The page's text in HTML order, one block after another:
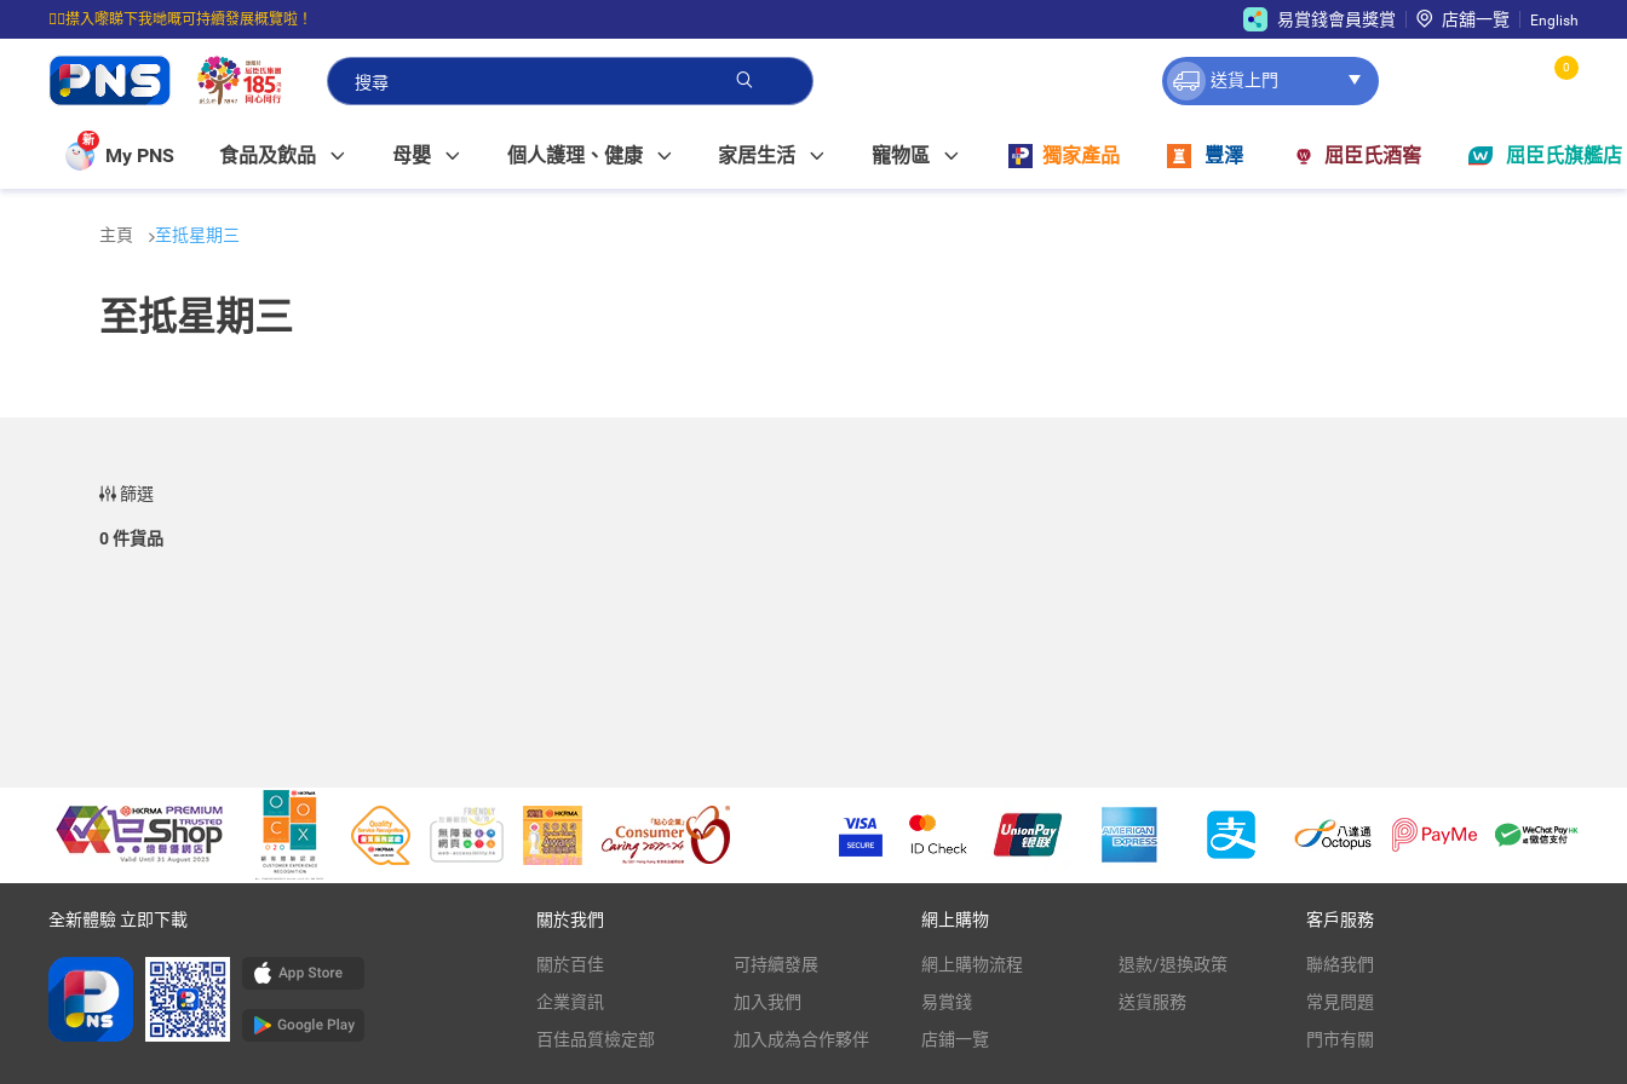
☝🏼㩒入嚟睇下我哋嘅可持續發展概覽啦！
⭐購物滿$399即享免費送貨；滿$100即可免費店取。
易賞錢會員獎賞 店舖一覽 English
送貨上門
0
新
My PNS 食品及飲品 母嬰 個人護理、健康 家居生活 寵物區 獨家產品 豐澤 屈臣氏酒窖 屈臣氏旗艦店
主頁 至抵星期三
至抵星期三
篩選
0件貨品
全新體驗 立即下載 關於我們
關於百佳
企業資訊
百佳品質檢定部
可持續發展
加入我們
加入成為合作夥伴
網上購物
網上購物流程
易賞錢
店鋪一覽
退款/退換政策
送貨服務
客戶服務
聯絡我們
常見問題
門市有關